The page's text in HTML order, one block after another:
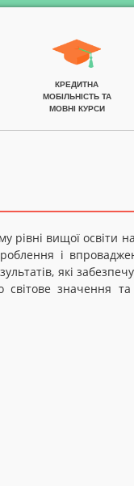
КРЕДИТНА
МОБІЛЬНІСТЬ ТА
МОВНІ КУРСИ
рівні вищої освіти
і
які
значення та